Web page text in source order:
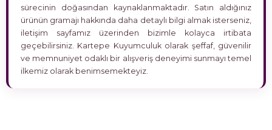
sürecinin doğasından kaynaklanmaktadır. Satın aldığınız
ürünün gramajı hakkında daha detaylı bilgi almak isterseniz,
iletişim sayfamız üzerinden bizimle kolayca irtibata
geçebilirsiniz. Kartepe Kuyumculuk olarak şeffaf, güvenilir
ve memnuniyet odaklı bir alışveriş deneyimi sunmayı temel
ilkemiz olarak benimsemekteyiz.